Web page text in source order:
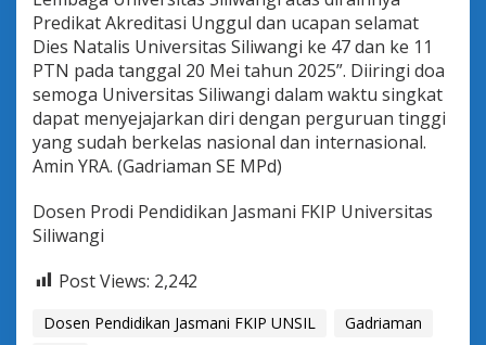
Predikat Akreditasi Unggul dan ucapan selamat
Dies Natalis Universitas Siliwangi ke 47 dan ke 11
PTN pada tanggal 20 Mei tahun 2025”. Diiringi doa
semoga Universitas Siliwangi dalam waktu singkat
dapat menyejajarkan diri dengan perguruan tinggi
yang sudah berkelas nasional dan internasional.
Amin YRA. (Gadriaman SE MPd)
Dosen Prodi Pendidikan Jasmani FKIP Universitas
Siliwangi
Post Views: 2,242
Dosen Pendidikan Jasmani FKIP UNSIL
Gadriaman